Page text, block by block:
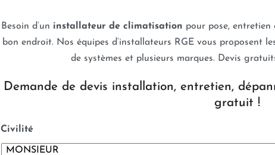
Besoin d’un installateur de climatisation pour pose, entretien
bon endroit. Nos équipes d’installateurs RGE vous proposent
de systèmes et plusieurs marques. Devis
Demande de devis installation, entretien,
gratuit !
Civilité